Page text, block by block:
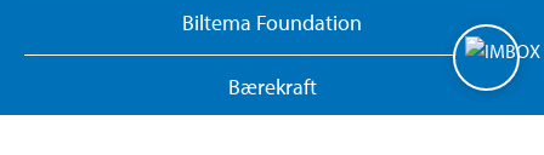
Biltema Foundation
Bærekraft